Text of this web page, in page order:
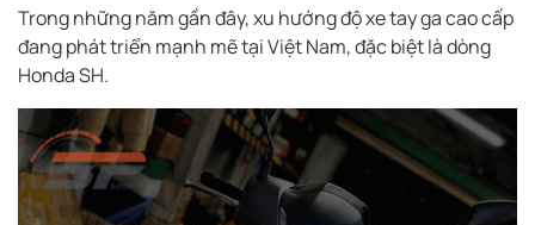
Trong những năm gần đây, xu hướng độ xe tay ga cao cấp
đang phát triển mạnh mẽ tại Việt Nam, đặc biệt là dòng
Honda SH.